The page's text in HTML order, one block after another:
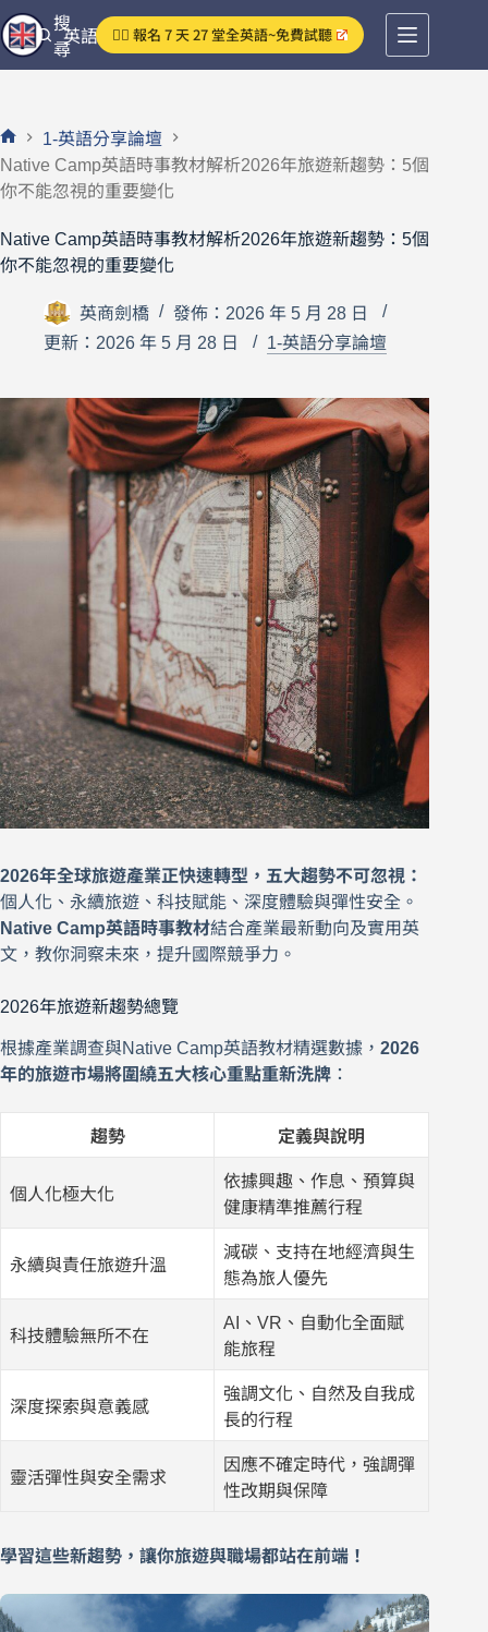
跳
至
主
容
英語分享論壇
搜
尋
👉🏻 報名 7 天 27 堂全英語~免費試聽
首
頁
1-英語分享論壇
Native Camp英語時事教材解析2026年旅遊新趨勢：5個
你不能忽視的重要變化
Native Camp英語時事教材解析2026年旅遊新趨勢：5個
你不能忽視的重要變化
英商劍橋
發佈：2026 年 5 月 28 日
更新：2026 年 5 月 28 日
1-英語分享論壇
2026年全球旅遊產業正快速轉型，五大趨勢不可忽視：
個人化、永續旅遊、科技賦能、深度體驗與彈性安全。
Native Camp英語時事教材結合產業最新動向及實用英
文，教你洞察未來，提升國際競爭力。
2026年旅遊新趨勢總覽
根據產業調查與Native Camp英語教材精選數據， 2026
年的旅遊市場將圍繞五大核心重點重新洗牌 ：
趨勢 定義與說明
個人化極大化
依據興趣、作息、預算與
健康精準推薦行程
永續與責任旅遊升溫
減碳、支持在地經濟與生
態為旅人優先
科技體驗無所不在
AI、VR、自動化全面賦
能旅程
深度探索與意義感
強調文化、自然及自我成
長的行程
靈活彈性與安全需求
因應不確定時代，強調彈
性改期與保障
學習這些新趨勢，讓你旅遊與職場都站在前端！